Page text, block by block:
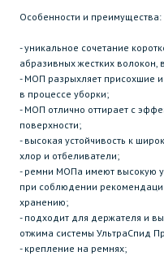
Особенности и преимущества:
- уникальное сочетание
абразивных жестких волокон,
- МОП разрыхляет присохшие
в процессе уборки;
- МОП отлично оттирает с
поверхности;
- высокая устойчивость к
хлор и отбеливатели;
- ремни МОПа имеют высокую
при соблюдении
хранению;
- подходит для держателя и
отжима системы УльтраСпид
- крепление на ремнях;